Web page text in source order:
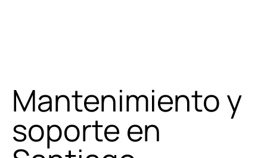
Mantenimiento y
soporte en